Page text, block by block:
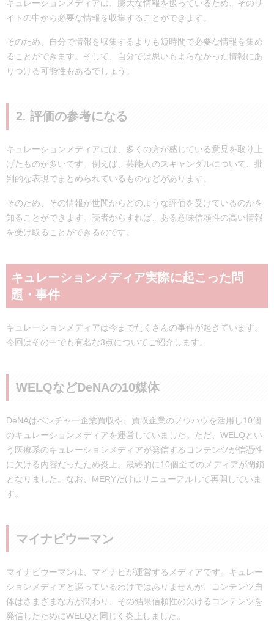
キュレーションメディアは、膨大な情報を扱っているため、そのサ
イトの中から必要な情報を収集することができます。
そのため、自分で情報を収集するよりも短時間で必要な情報を集め
ることができます。そして、自分では思いもよらなかった情報にあ
りつける可能性もあるでしょう。
2. 評価の参考になる
キュレーションメディアには、多くの方が感じている意見を取り上
げたものが多いです。例えば、芸能人のスキャンダルについて、批
判的な表現でまとめられているものなどがあります。
そのため、その情報が世間からどのような評価を受けているのかを
知ることができます。読者からすれば、ある意味信頼性の高い情報
を受け取ることができるのです。
キュレーションメディア実際に起こった問
題・事件
キュレーションメディアは今までたくさんの事件が起きています。
今回はその中でも有名な3点についてご紹介します。
WELQなどDeNAの10媒体
DeNAはベンチャー企業買収や、買収企業のノウハウを活用し10個
のキュレーションメディアを運営していました。ただ、WELQとい
う医療系のキュレーションメディアが発信するコンテンツが信憑性
に欠ける内容だったため炎上。最終的に10個全てのメディアが閉鎖
となりました。なお、MERYだけはリニューアルして再開していま
す。
マイナビウーマン
マイナビウーマンは、マイナビが運営するメディアです。キュレー
ションメディアと謳っているわけではありませんが、コンテンツ自
体はさまざまな方が関わり、その結果信頼性の欠けるコンテンツを
発信したためにWELQと同じく炎上しました。